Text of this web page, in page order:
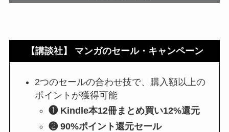
【講談社】 マンガのセール・キャンペーン
2つのセールの合わせ技で、購入額以上の
ポイントが獲得可能
❶ Kindle本12冊まとめ買い12%還元
❷ 90%ポイント還元セール